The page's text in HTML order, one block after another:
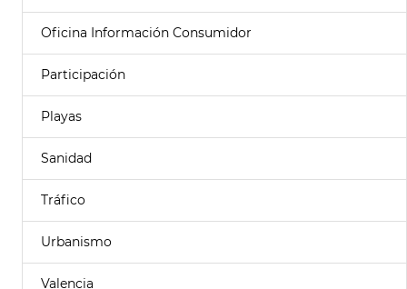
Oficina Información Consumidor
Participación
Playas
Sanidad
Tráfico
Urbanismo
Valencia